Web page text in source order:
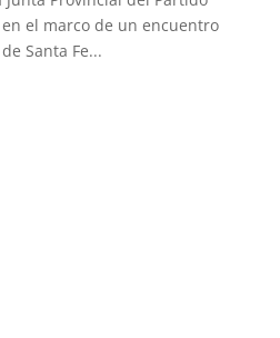
el marco de un encuentro
Santa Fe...